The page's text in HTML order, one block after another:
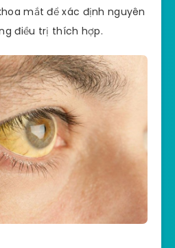
mắt để xác định nguyên
điều trị thích hợp.